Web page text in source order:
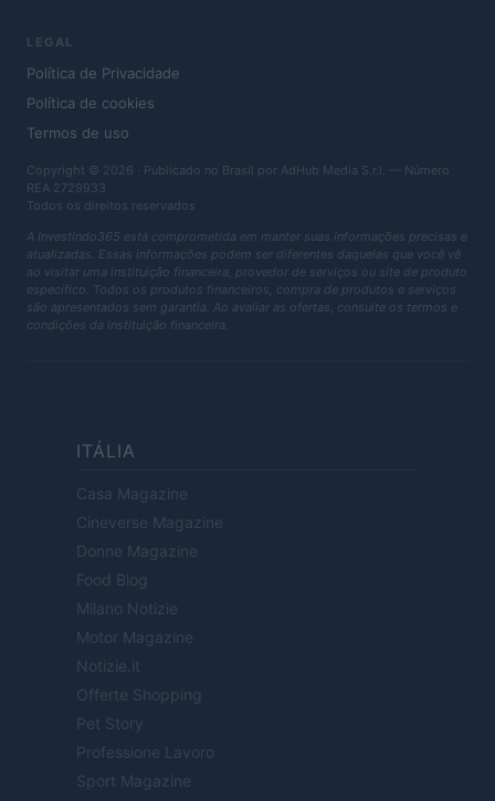
LEGAL
Política de Privacidade
Política de cookies
Termos de uso
Copyright © 2026 · Publicado no Brasil por AdHub Media S.r.l. — Número
REA 2729933
Todos os direitos reservados
A Investindo365 está comprometida em manter suas informações precisas e
atualizadas. Essas informações podem ser diferentes daquelas que você vê
ao visitar uma instituição financeira, provedor de serviços ou site de produto
específico. Todos os produtos financeiros, compra de produtos e serviços
são apresentados sem garantia. Ao avaliar as ofertas, consulte os termos e
condições da instituição financeira.
ITÁLIA
Casa Magazine
Cineverse Magazine
Donne Magazine
Food Blog
Milano Notizie
Motor Magazine
Notizie.it
Offerte Shopping
Pet Story
Professione Lavoro
Sport Magazine